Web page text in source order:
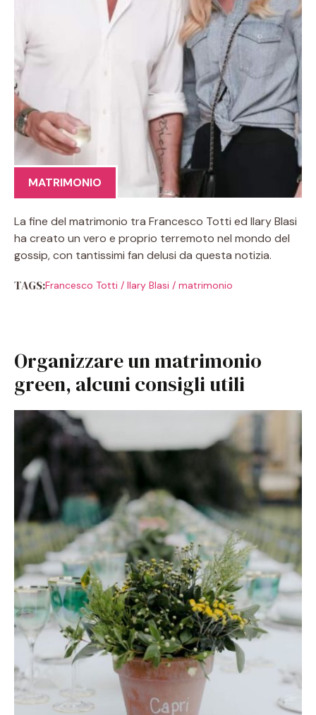
MATRIMONIO
La fine del matrimonio tra Francesco Totti ed Ilary Blasi
ha creato un vero e proprio terremoto nel mondo del
gossip, con tantissimi fan delusi da questa notizia.
TAGS:Francesco Totti / Ilary Blasi / matrimonio
Organizzare un matrimonio
green, alcuni consigli utili